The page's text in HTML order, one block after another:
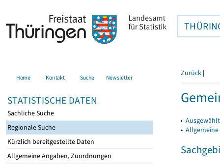
Home Kontakt Suche Newsletter
STATISTISCHE DATEN
Sachliche Suche
Regionale Suche
Kürzlich bereitgestellte Daten
Allgemeine Angaben, Zuordnungen
Zurück |
▸
▸